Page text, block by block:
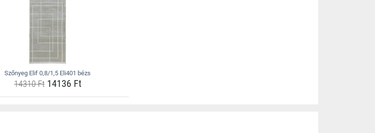
Szőnyeg Elif 0,8/1,5 Eli401 bézs
14310 Ft14136 Ft